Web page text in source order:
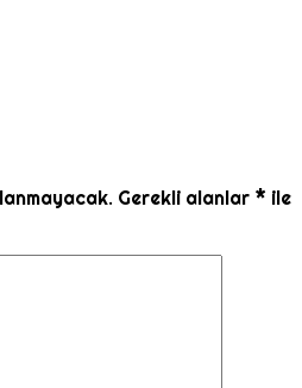
Gerekli alanlar * ile